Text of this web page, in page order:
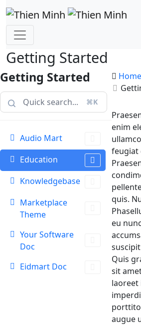
Getting Started
Getting Started
⌘K
Audio Mart
Education
Knowledgebase
Marketplace
Theme
Your Software
Doc
Eidmart Doc
Home
enim
feugiat
quis.
eu
Quis
sit
augue